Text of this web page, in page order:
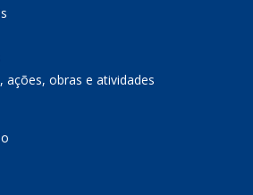
obras e atividades